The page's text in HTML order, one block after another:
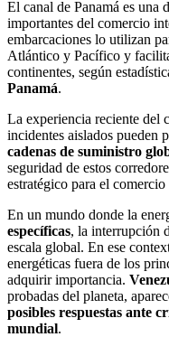
El canal de Panamá es una
importantes del comercio
embarcaciones lo utilizan
Atlántico y Pacífico y
continentes, según
Panamá.
La experiencia reciente del
incidentes aislados pueden
cadenas de suministro
seguridad de estos
estratégico para el
En un mundo donde la
específicas, la interrupción
escala global. En ese
energéticas fuera de los
adquirir importancia.
probadas del planeta,
posibles respuestas ante
mundial.